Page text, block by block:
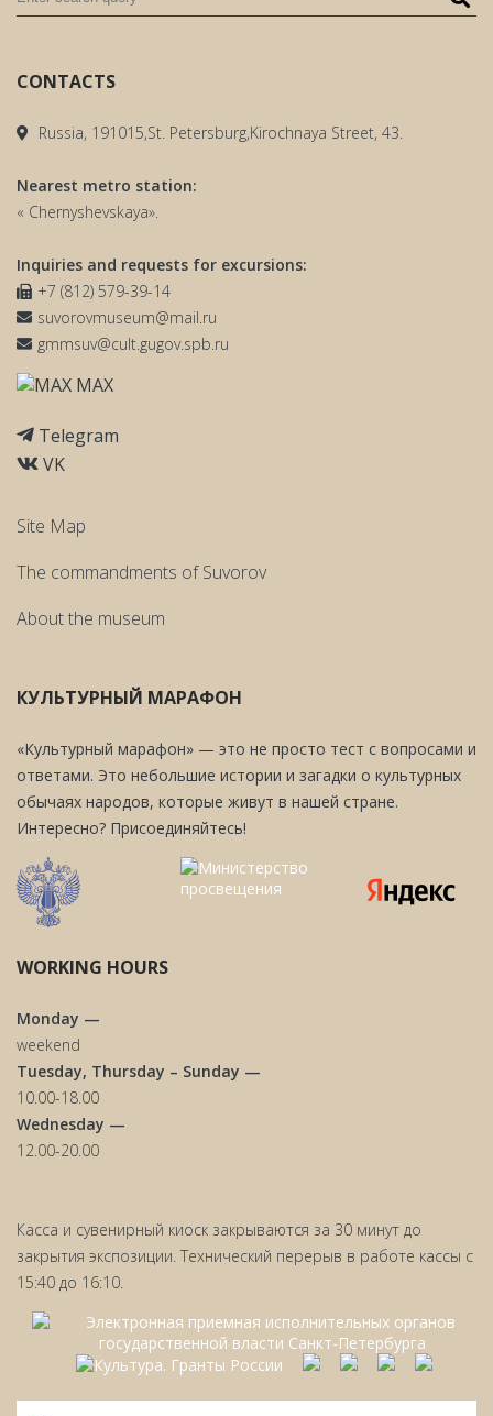
CONTACTS
Russia, 191015,St. Petersburg,Kirochnaya Street, 43.
Nearest metro station:
« Chernyshevskaya».
Inquiries and requests for excursions:
+7 (812) 579-39-14
suvorovmuseum@mail.ru
gmmsuv@cult.gugov.spb.ru
MAX
Telegram
VK
Site Map
The commandments of Suvorov
About the museum
КУЛЬТУРНЫЙ МАРАФОН
«Культурный марафон» — это не просто тест с вопросами и
ответами. Это небольшие истории и загадки о культурных
обычаях народов, которые живут в нашей стране.
Интересно? Присоединяйтесь!
WORKING HOURS
Monday —
weekend
Tuesday, Thursday – Sunday —
10.00-18.00
Wednesday —
12.00-20.00
Касса и сувенирный киоск закрываются за 30 минут до
закрытия экспозиции. Технический перерыв в работе кассы с
15:40 до 16:10.